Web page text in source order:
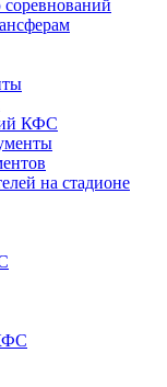
КФС
на стадионе